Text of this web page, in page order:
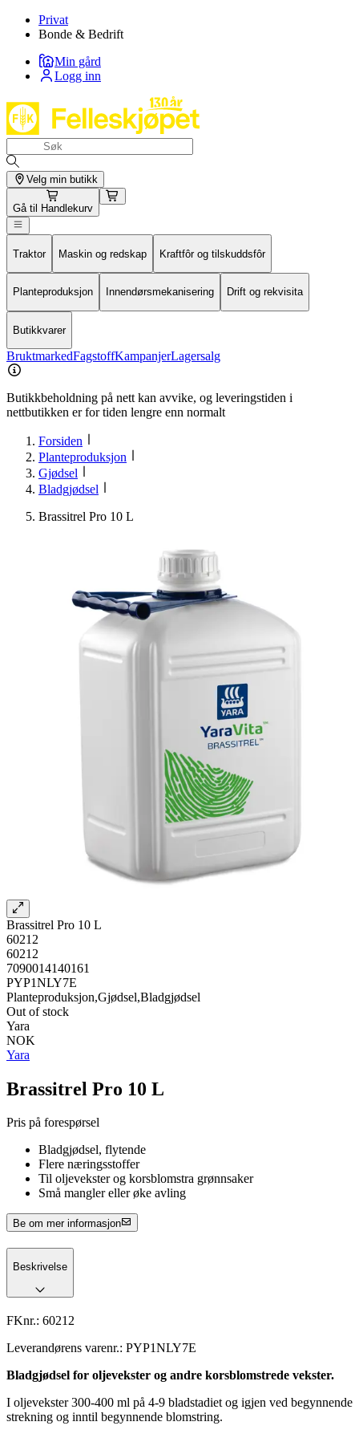
Privat
Bonde & Bedrift
Min gård
Logg inn
Velg min butikk
Gå til Handlekurv
Traktor Maskin og redskap Kraftfôr og tilskuddsfôr
Planteproduksjon Innendørsmekanisering Drift og rekvisita
Butikkvarer
BruktmarkedFagstoffKampanjerLagersalg
Butikkbeholdning på nett kan avvike, og leveringstiden i
nettbutikken er for tiden lengre enn normalt
Forsiden
Planteproduksjon
Gjødsel
Bladgjødsel
Brassitrel Pro 10 L
Brassitrel Pro 10 L
60212
60212
7090014140161
PYP1NLY7E
Planteproduksjon,Gjødsel,Bladgjødsel
Out of stock
Yara
NOK
Yara
Brassitrel Pro 10 L
Pris på forespørsel
Bladgjødsel, flytende
Flere næringsstoffer
Til oljevekster og korsblomstra grønnsaker
Små mangler eller øke avling
Be om mer informasjon
Beskrivelse
FKnr.: 60212
Leverandørens varenr.: PYP1NLY7E
Bladgjødsel for oljevekster og andre korsblomstrede vekster.
I oljevekster 300-400 ml på 4-9 bladstadiet og igjen ved begynnende
strekning og inntil begynnende blomstring.